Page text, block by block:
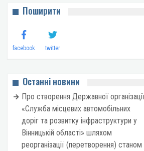
Поширити
facebook twitter
Останні новини
Про створення Державної
«Служба місцевих автомобільних
доріг та розвитку інфраструктури у
Вінницькій області» шляхом
реорганізації (перетворення) станом